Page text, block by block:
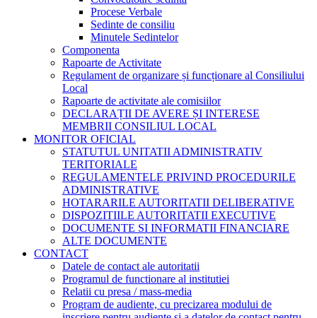
Procese Verbale
Sedinte de consiliu
Minutele Sedintelor
Componenta
Rapoarte de Activitate
Regulament de organizare și funcționare al Consiliului
Local
Rapoarte de activitate ale comisiilor
DECLARAȚII DE AVERE ȘI INTERESE
MEMBRII CONSILIUL LOCAL
MONITOR OFICIAL
STATUTUL UNITATII ADMINISTRATIV
TERITORIALE
REGULAMENTELE PRIVIND PROCEDURILE
ADMINISTRATIVE
HOTARARILE AUTORITATII DELIBERATIVE
DISPOZITIILE AUTORITATII EXECUTIVE
DOCUMENTE SI INFORMATII FINANCIARE
ALTE DOCUMENTE
CONTACT
Datele de contact ale autoritatii
Programul de functionare al institutiei
Relatii cu presa / mass-media
Program de audiente, cu precizarea modului de